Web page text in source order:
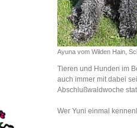
Ayuna vom Wilden Hain,
Tieren und Hunden im
auch immer mit dabei
Abschlußwaldwoche
Wer Yuni einmal